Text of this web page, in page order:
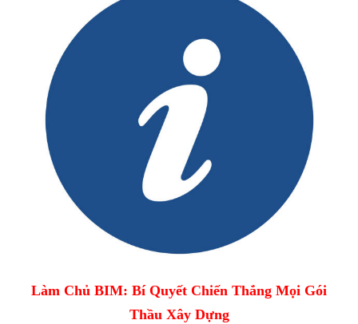
Làm Chủ BIM: Bí Quyết Chiến Thắng Mọi Gói
Thầu Xây Dựng